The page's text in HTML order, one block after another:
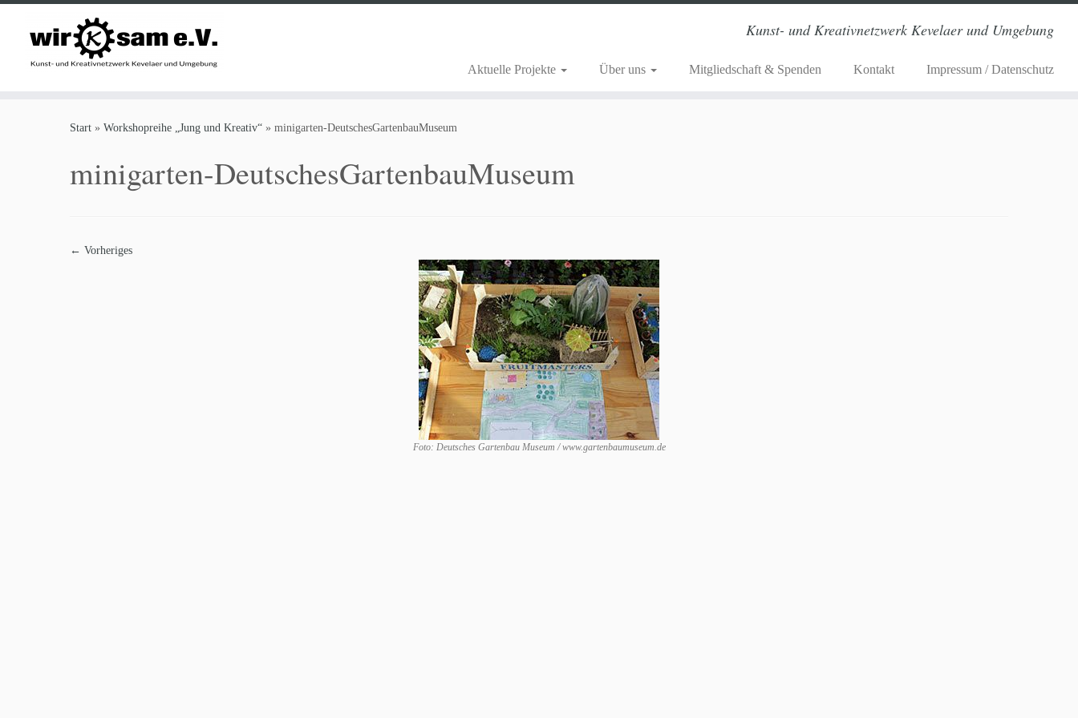
Kunst- und Kreativnetzwerk Kevelaer und Umgebung
Aktuelle Projekte Über uns Mitgliedschaft & Spenden Kontakt Impressum / Datenschutz
Start » Workshopreihe „Jung und Kreativ“ » minigarten-DeutschesGartenbauMuseum
minigarten-DeutschesGartenbauMuseum
← Vorheriges
Foto: Deutsches Gartenbau Museum / www.gartenbaumuseum.de